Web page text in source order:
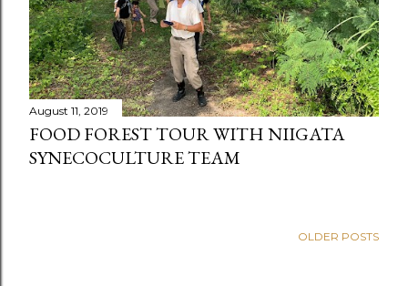
August 11, 2019
FOOD FOREST TOUR WITH NIIGATA
SYNECOCULTURE TEAM
OLDER POSTS